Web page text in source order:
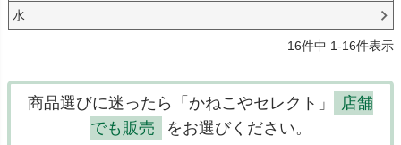
水
16件中 1-16件表示
商品選びに迷ったら「かねこやセレクト」
店舗
でも販売
をお選びください。